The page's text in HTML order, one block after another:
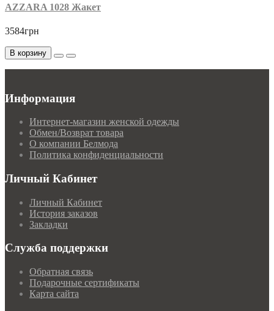
AZZARA 1028 Жакет
3584грн
В корзину
Информация
Интернет-магазин женской одежды
Обмен/Возврат товара
О компании Белмода
Политика конфиденциальности
Личный Кабинет
Личный Кабинет
История заказов
Закладки
Служба поддержки
Обратная связь
Подарочные сертификаты
Карта сайта